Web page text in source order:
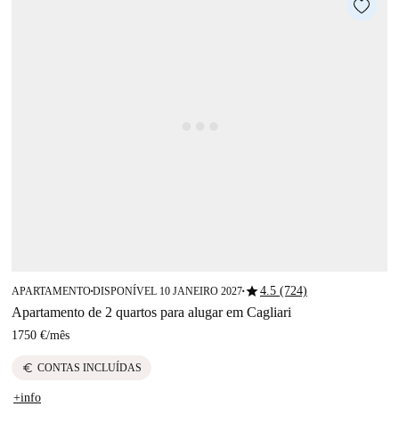
APARTAMENTO■DISPONÍVEL 10 JANEIRO 2027■star4.5 (724)
Apartamento de 2 quartos para alugar em Cagliari
1750 €/mês
euro CONTAS INCLUÍDAS
+info